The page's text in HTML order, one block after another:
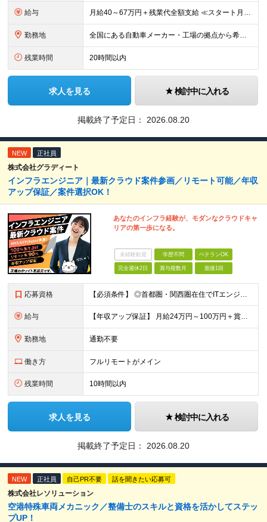
給与 月給40～67万円＋残業代全額支給 ≪スタート月給例≫ ■自動車車検・整備：月給40万円+残業代 ※現年収・年齢・経験・資格・能力等、総合的に考慮し、決定します。 ※試用期間有(同待遇/最長6ヵ月
勤務地 全国にある自動車メーカー・工場の拠点から希望を考慮して決定します。 ★転居を伴う転勤はありません。 ★U・Iターン、遠方からのご応募も歓迎！引越など赴任に伴う費用、家賃は全額負担します（会社規定によ
残業時間 20時間以内
求人を見る 検討中に入れる
掲載終了予定日： 2026.08.20
NEW 正社員
株式会社グラディート
インフラエンジニア｜最新クラウド案件参画／リモート可能／年収
アップ保証／案件選択OK！
あなたのインフラ経験が、モダンなクラウドキャ
リアの第一歩になる。
未経験歓迎 学歴不問 ベテランOK
完全週休2日 賞与複数月 面接1回
応募資格 【必須条件】 ◎⾸都圏・関⻄圏在住でITエンジニアとしての実務経験が3年以上ある⽅（開発・インフラいずれも歓迎） →⾸都圏（東京、神奈川、千葉、埼⽟）、関⻄圏（⼤阪、兵庫、京都）在住のITエンジニア採
給与 【年収アップ保証】 月給24万円～100万円＋賞与（年3回）＋諸手当 ◆想定年収432万円〜1200万円(経験・スキルを考慮し決定) ※年収アップ保証付帯 ◆基本給には⽉20時間分の固定残業代(31,
勤務地 通勤不要
働き方 フルリモートがメイン
残業時間 10時間以内
求人を見る 検討中に入れる
掲載終了予定日： 2026.08.20
NEW 正社員 自己PR不要 話を聞きたい応募可
株式会社レソリューション
空港特殊車両メカニック／整備士のスキルと資格を活かしてステッ
プUP！